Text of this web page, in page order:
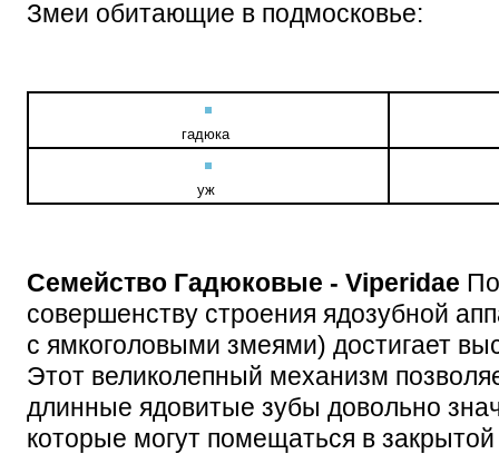
Змеи обитающие в подмосковье:
гадюка
уж
Семейство Гадюковые - Viperidae
совершенству строения ядозубной
с ямкоголовыми змеями) достигает
Этот великолепный механизм
длинные ядовитые зубы довольно
которые могут помещаться в